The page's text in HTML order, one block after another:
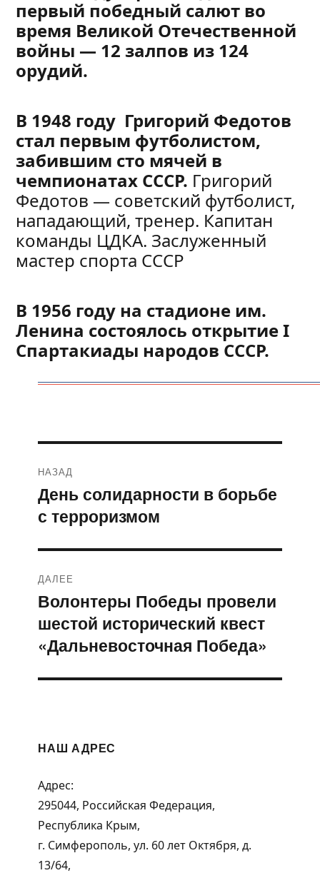
первый победный салют во
время Великой Отечественной
войны — 12 залпов из 124
орудий.
В 1948 году Григорий Федотов
стал первым футболистом,
забившим сто мячей в
чемпионатах СССР. Григорий
Федотов — советский футболист,
нападающий, тренер. Капитан
команды ЦДКА. Заслуженный
мастер спорта СССР
В 1956 году на стадионе им.
Ленина состоялось открытие I
Спартакиады народов СССР.
по
записям
НАЗАД
Предыдущая
запись:
День солидарности в борьбе
с терроризмом
ДАЛЕЕ
Следующая
запись:
Волонтеры Победы провели
шестой исторический квест
«Дальневосточная Победа»
НАШ АДРЕС
Адрес:
295044, Российская Федерация,
Республика Крым,
г. Симферополь, ул. 60 лет Октября, д.
13/64,